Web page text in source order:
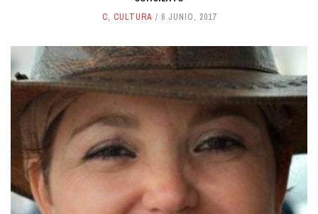
C, CULTURA 6 JUNIO, 2017